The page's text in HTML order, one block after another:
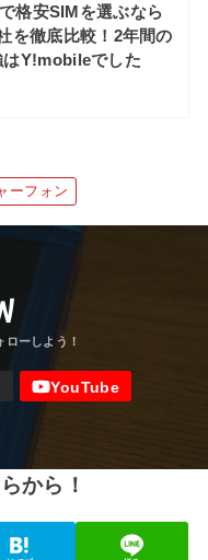
格安SIMを選ぶなら
を徹底比較！2年間の
はY!mobileでした
ーフォン
から！